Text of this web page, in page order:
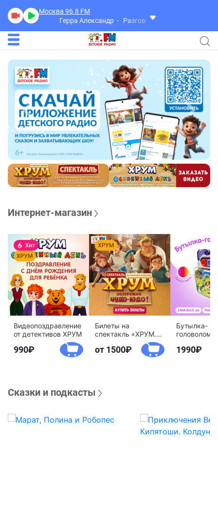
Москва 96.8 FM
Герра Александр
Разговоры
Интернет-магазин
Видеопоздравление
от детективов ХРУМ
990
Билеты на
спектакль «ХРУМ.
Осторожно, Чудо-
Юдо!»
от 1500
Бутылка-
агентство
1990
Сказки и подкасты